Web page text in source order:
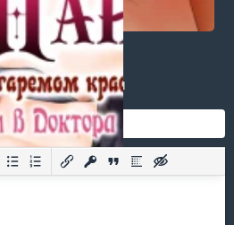
комментарий
комментарий